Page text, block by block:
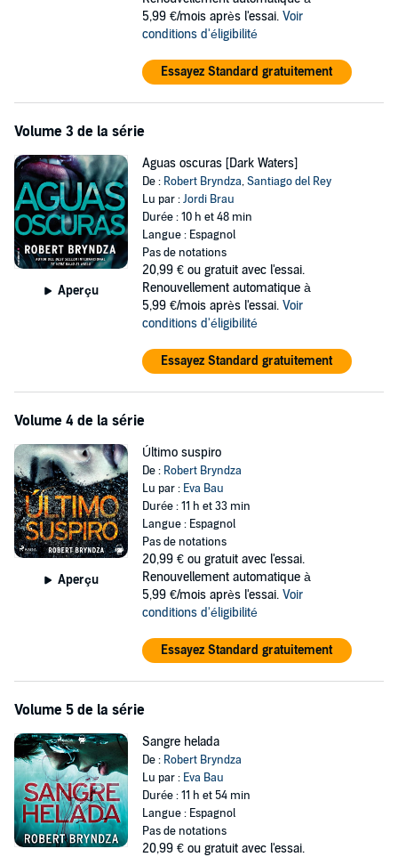
5,99 €/mois après l'essai. Voir
conditions d'éligibilité
Essayez Standard gratuitement
Volume 3 de la série
Aperçu
Aguas oscuras [Dark Waters]
De : Robert Bryndza,Santiago del Rey
Lu par :Jordi Brau
Durée : 10 h et 48 min
Langue : Espagnol
Pas de notations
20,99 € ou gratuit avec l'essai.
Renouvellement automatique à
5,99 €/mois après l'essai. Voir
conditions d'éligibilité
Essayez Standard gratuitement
Volume 4 de la série
Aperçu
Último suspiro
De : Robert Bryndza
Lu par : Eva Bau
Durée : 11 h et 33 min
Langue : Espagnol
Pas de notations
20,99 € ou gratuit avec l'essai.
Renouvellement automatique à
5,99 €/mois après l'essai. Voir
conditions d'éligibilité
Essayez Standard gratuitement
Volume 5 de la série
Sangre helada
De : Robert Bryndza
Lu par : Eva Bau
Durée : 11 h et 54 min
Langue : Espagnol
Pas de notations
20,99 € ou gratuit avec l'essai.